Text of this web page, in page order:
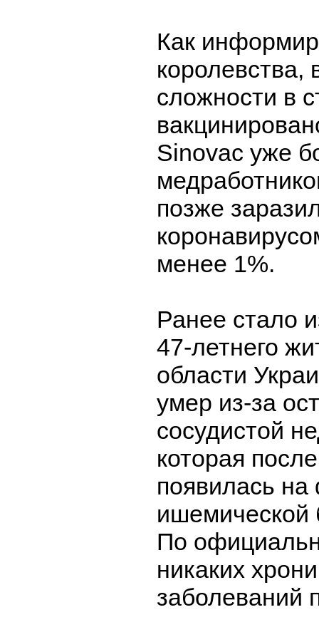
Как
королевства,
сложности в
Sinovac уже
позже
менее 1%.
Ранее стало
47-летнего
области
умер из-за
сосудистой
которая
появилась
ишемической
По
никаких
заболеваний